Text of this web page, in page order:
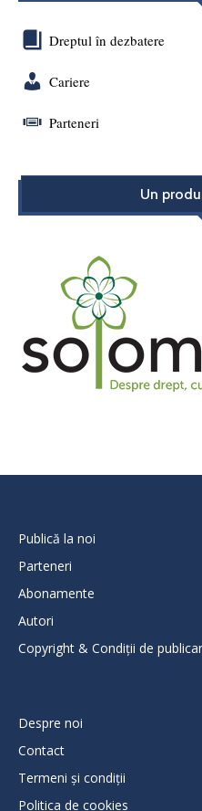
Dreptul în dezbatere
Cariere
Parteneri
Un
Publică la noi
Parteneri
Abonamente
Autori
Copyright & Condiții de
Despre noi
Contact
Termeni și condiții
Politica de cookies